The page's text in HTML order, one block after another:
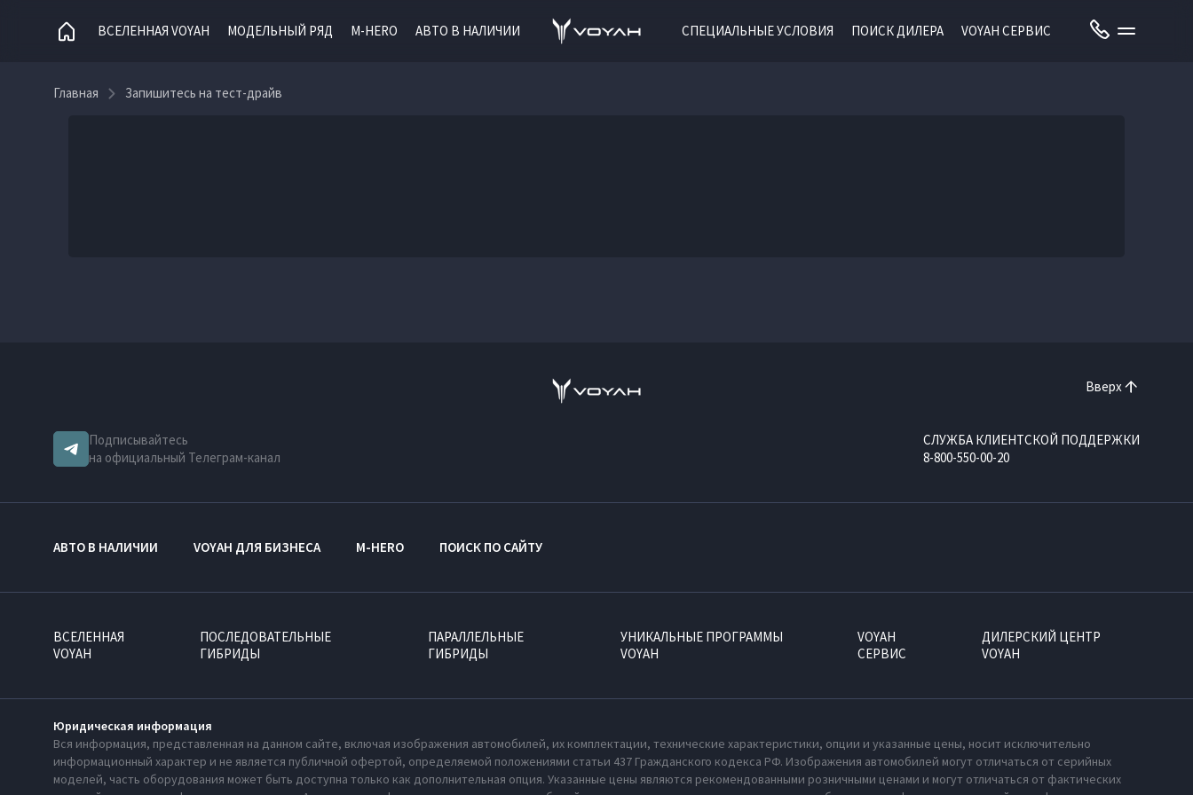
ВСЕЛЕННАЯ VOYAH МОДЕЛЬНЫЙ РЯД M-HERO АВТО В НАЛИЧИИ СПЕЦИАЛЬНЫЕ УСЛОВИЯ ПОИСК ДИЛЕРА VOYAH СЕРВИС
Главная Запишитесь на тест-драйв
Вверх
Подписывайтесь
на официальный Телеграм-канал
СЛУЖБА КЛИЕНТСКОЙ ПОДДЕРЖКИ
8-800-550-00-20
АВТО В НАЛИЧИИ VOYAH ДЛЯ БИЗНЕСА M-HERO ПОИСК ПО САЙТУ
ВСЕЛЕННАЯ
VOYAH
ПОСЛЕДОВАТЕЛЬНЫЕ
ГИБРИДЫ
ПАРАЛЛЕЛЬНЫЕ
ГИБРИДЫ
УНИКАЛЬНЫЕ ПРОГРАММЫ
VOYAH
VOYAH
СЕРВИС
ДИЛЕРСКИЙ ЦЕНТР
VOYAH
Юридическая информация
Вся информация, представленная на данном сайте, включая изображения автомобилей, их комплектации, технические характеристики, опции и указанные цены, носит исключительно
информационный характер и не является публичной офертой, определяемой положениями статьи 437 Гражданского кодекса РФ. Изображения автомобилей могут отличаться от серийных
моделей, часть оборудования может быть доступна только как дополнительная опция. Указанные цены являются рекомендованными розничными ценами и могут отличаться от фактических